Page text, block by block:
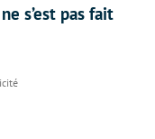
s’est pas fait